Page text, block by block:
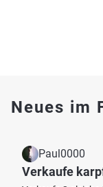
Neues im
Paul0000
Verkaufe